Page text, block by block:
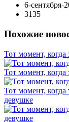
6-сентября-
3135
Похожие
Тот момент, когда
Тот момент, когда
Тот момент, когда
девушке